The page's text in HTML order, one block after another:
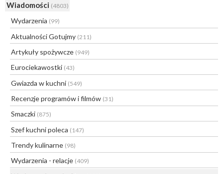
Wiadomości (4803)
Wydarzenia (99)
Aktualności Gotujmy (211)
Artykuły spożywcze (949)
Eurociekawostki (43)
Gwiazda w kuchni (549)
Recenzje programów i filmów (31)
Smaczki (875)
Szef kuchni poleca (147)
Trendy kulinarne (98)
Wydarzenia - relacje (409)